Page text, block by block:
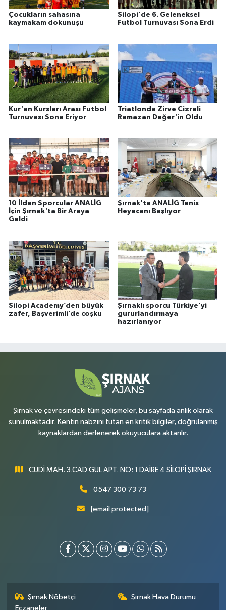
Çocukların sahasına
kaymakam dokunuşu
Silopi'de 6. Geleneksel
Futbol Turnuvası Sona Erdi
Kur'an Kursları Arası Futbol
Turnuvası Sona Eriyor
Triatlonda Zirve Cizreli
Ramazan Değer'in Oldu
10 İlden Sporcular ANALİG
İçin Şırnak'ta Bir Araya
Geldi
Şırnak'ta ANALİG Tenis
Heyecanı Başlıyor
Silopi Academy’den büyük
zafer, Başverimli’de coşku
Şırnaklı sporcu Türkiye'yi
gururlandırmaya
hazırlanıyor
Şırnak ve çevresindeki tüm gelişmeler, bu sayfada anlık olarak
sunulmaktadır. Kentin nabzını tutan en kritik bilgiler, doğrulanmış
kaynaklardan derlenerek okuyuculara aktarılır.
CUDİ MAH. 3.CAD GÜL APT. NO: 1 DAİRE 4 SİLOPİ ŞIRNAK
0547 300 73 73
[email protected]
Şırnak Nöbetçi
Eczaneler
Şırnak Hava Durumu